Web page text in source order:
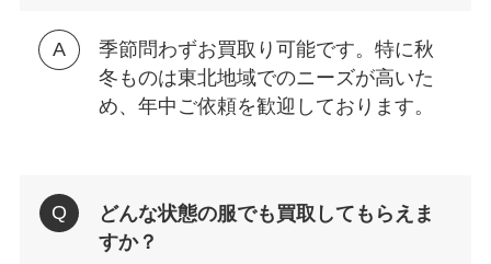
季節問わずお買取り可能です。特に秋
冬ものは東北地域でのニーズが高いた
め、年中ご依頼を歓迎しております。
どんな状態の服でも買取してもらえま
すか？